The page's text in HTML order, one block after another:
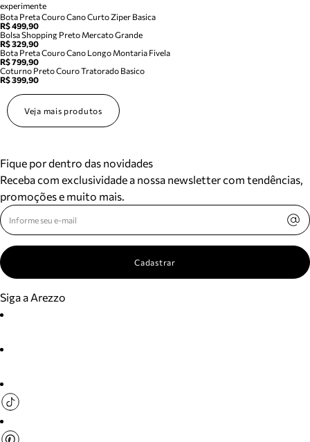
experimente
Bota Preta Couro Cano Curto Ziper Basica
R$ 499,90
Bolsa Shopping Preto Mercato Grande
R$ 329,90
Bota Preta Couro Cano Longo Montaria Fivela
R$ 799,90
Coturno Preto Couro Tratorado Basico
R$ 399,90
Veja mais produtos
Fique por dentro das novidades
Receba com exclusividade a nossa newsletter com tendências,
promoções e muito mais.
Cadastrar
Siga a Arezzo